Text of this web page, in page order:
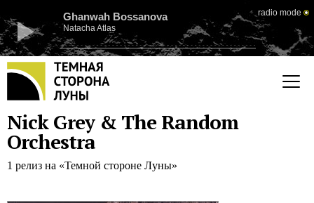
Ghanwah Bossanova
Natacha Atlas
radio mode
Nick Grey & The Random
Orchestra
1 релиз на «Темной стороне Луны»